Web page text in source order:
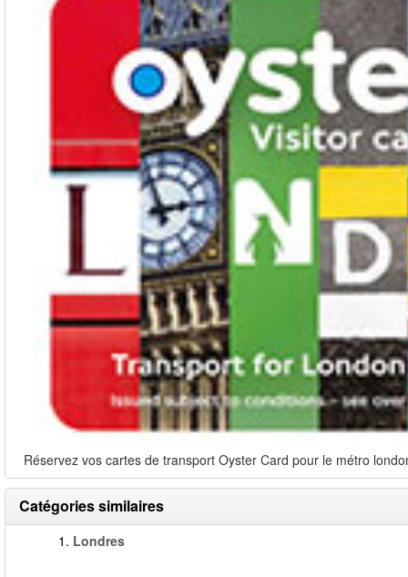
Réservez vos cartes de transport Oyster Card pour le métro
Catégories similaires
1. Londres